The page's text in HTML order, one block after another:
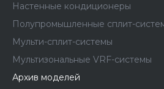
Настенные кондиционеры
Полупромышленные сплит-
Мульти-сплит-системы
Мультизональные VRF-системы
Архив моделей